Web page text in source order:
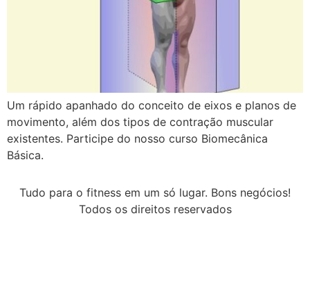
Um rápido apanhado do conceito de eixos e planos de
movimento, além dos tipos de contração muscular
existentes. Participe do nosso curso Biomecânica
Básica.
Tudo para o fitness em um só lugar. Bons negócios!
Todos os direitos reservados